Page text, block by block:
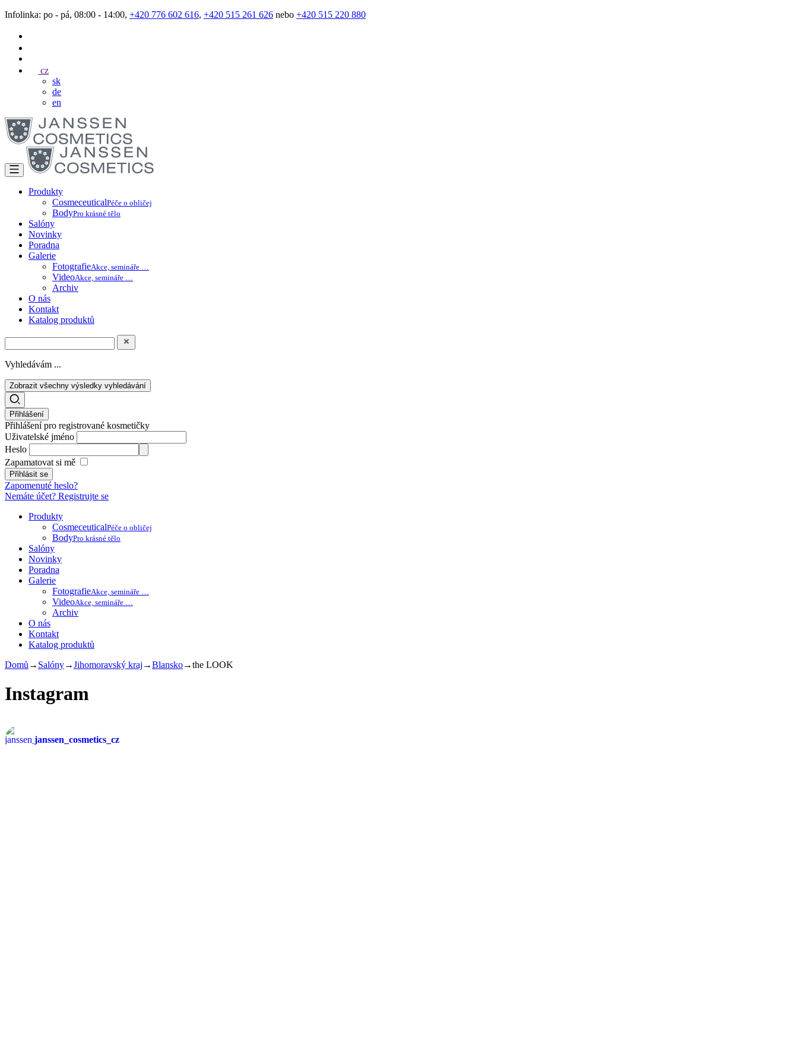
Infolinka: po - pá, 08:00 - 14:00, +420 776 602 616, +420 515 261 626 nebo +420 515 220 880
cz
sk
de
en
Produkty
CosmeceuticalPéče o obličej
BodyPro krásné tělo
Salóny
Novinky
Poradna
Galerie
FotografieAkce, semináře …
VideoAkce, semináře …
Archiv
O nás
Kontakt
Katalog produktů
Vyhledávám ...
Zobrazit všechny výsledky vyhledávání
Přihlášení
Přihlášení pro registrované kosmetičky
Uživatelské jméno
Heslo
Zapamatovat si mě
Zapomenuté heslo?
Nemáte účet? Registrujte se
Produkty
CosmeceuticalPéče o obličej
BodyPro krásné tělo
Salóny
Novinky
Poradna
Galerie
FotografieAkce, semináře …
VideoAkce, semináře …
Archiv
O nás
Kontakt
Katalog produktů
Domů → Salóny→Jihomoravský kraj →Blansko→the LOOK
Instagram
janssen_cosmetics_cz